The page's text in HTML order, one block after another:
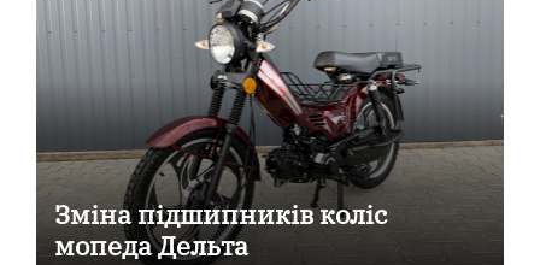
Зміна підшипників коліс
мопеда Дельта